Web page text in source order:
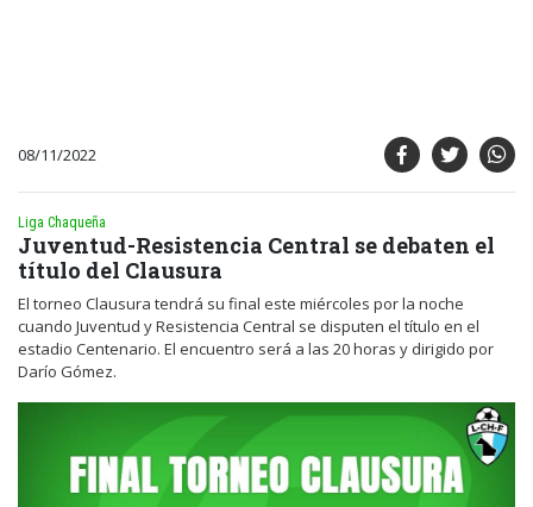
08/11/2022
Liga Chaqueña
Juventud-Resistencia Central se debaten el
título del Clausura
El torneo Clausura tendrá su final este miércoles por la noche
cuando Juventud y Resistencia Central se disputen el título en el
estadio Centenario. El encuentro será a las 20 horas y dirigido por
Darío Gómez.